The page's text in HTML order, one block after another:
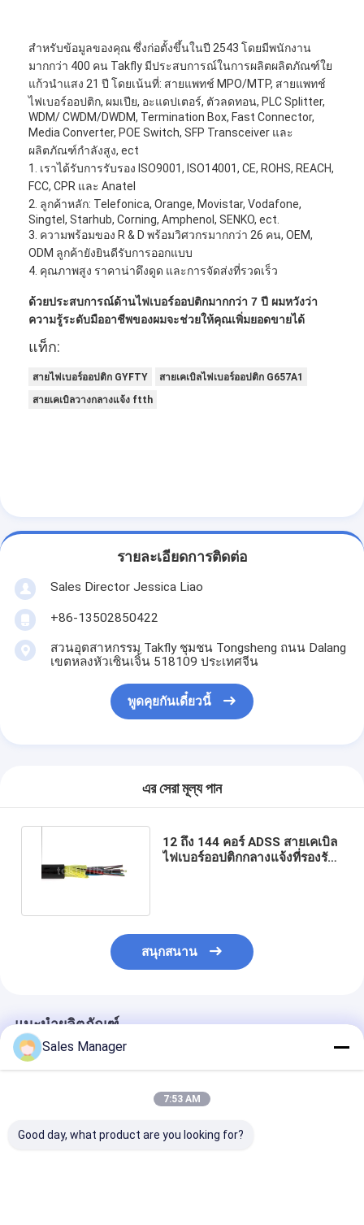
สำหรับข้อมูลของคุณ ซึ่งก่อตั้งขึ้นในปี 2543 โดยมีพนักงาน
มากกว่า 400 คน Takfly มีประสบการณ์ในการผลิตผลิตภัณฑ์ใย
แก้วนำแสง 21 ปี โดยเน้นที่: สายแพทช์ MPO/MTP, สายแพทช์
ไฟเบอร์ออปติก, ผมเปีย, อะแดปเตอร์, ตัวลดทอน, PLC Splitter,
WDM/ CWDM/DWDM, Termination Box, Fast Connector,
Media Converter, POE Switch, SFP Transceiver และ
ผลิตภัณฑ์กำลังสูง, ect
1. เราได้รับการรับรอง ISO9001, ISO14001, CE, ROHS, REACH,
FCC, CPR และ Anatel
2. ลูกค้าหลัก: Telefonica, Orange, Movistar, Vodafone,
Singtel, Starhub, Corning, Amphenol, SENKO, ect.
3. ความพร้อมของ R & D พร้อมวิศวกรมากกว่า 26 คน, OEM,
ODM ลูกค้ายังยินดีรับการออกแบบ
4. คุณภาพสูง ราคาน่าดึงดูด และการจัดส่งที่รวดเร็ว
ด้วยประสบการณ์ด้านไฟเบอร์ออปติกมากกว่า 7 ปี ผมหวังว่า
ความรู้ระดับมืออาชีพของผมจะช่วยให้คุณเพิ่มยอดขายได้
แท็ก:
สายไฟเบอร์ออปติก GYFTY
สายเคเบิลไฟเบอร์ออปติก G657A1
สายเคเบิลวางกลางแจ้ง ftth
รายละเอียดการติดต่อ
Sales Director Jessica Liao
+86-13502850422
สวนอุตสาหกรรม Takfly ชุมชน Tongsheng ถนน Dalang
เขตหลงหัวเซินเจิ้น 518109 ประเทศจีน
พูดคุยกันเดี๋ยวนี้
এর সেরা মূল্য পান
12 ถึง 144 คอร์ ADSS สายเคเบิล
ไฟเบอร์ออปติกกลางแจ้งที่รองรับ
สนุกสนาน
แนะนำผลิตภัณฑ์
Sales Manager
7:53 AM
Good day, what product are you looking for?